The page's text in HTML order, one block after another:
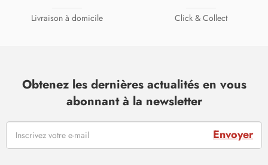
Livraison à domicile Click & Collect
Obtenez les dernières actualités en vous
abonnant à la newsletter
Envoyer